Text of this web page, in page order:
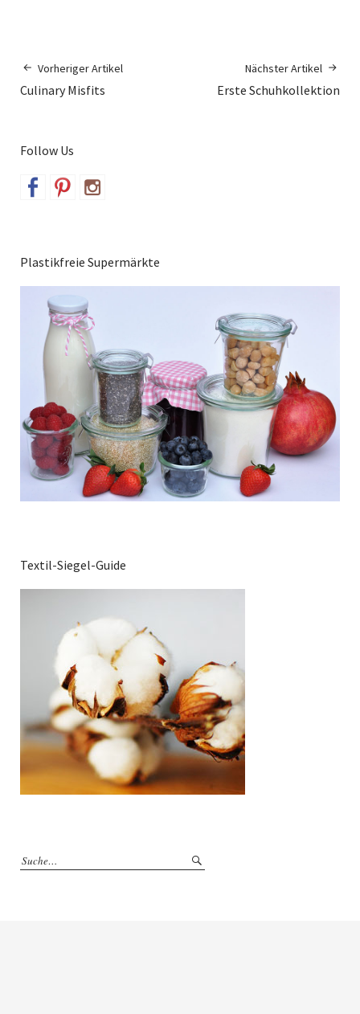
Vorheriger Artikel
Culinary Misfits
Nächster Artikel
Erste Schuhkollektion
Follow Us
Plastikfreie Supermärkte
Textil-Siegel-Guide